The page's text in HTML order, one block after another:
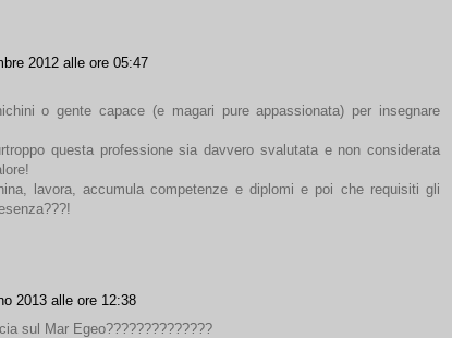
2012 alle ore 05:47
o gente capace (e magari pure appassionata) per insegnare
questa professione sia davvero svalutata e non considerata
lavora, accumula competenze e diplomi e poi che requisiti gli
2013 alle ore 12:38
sul Mar Egeo??????????????